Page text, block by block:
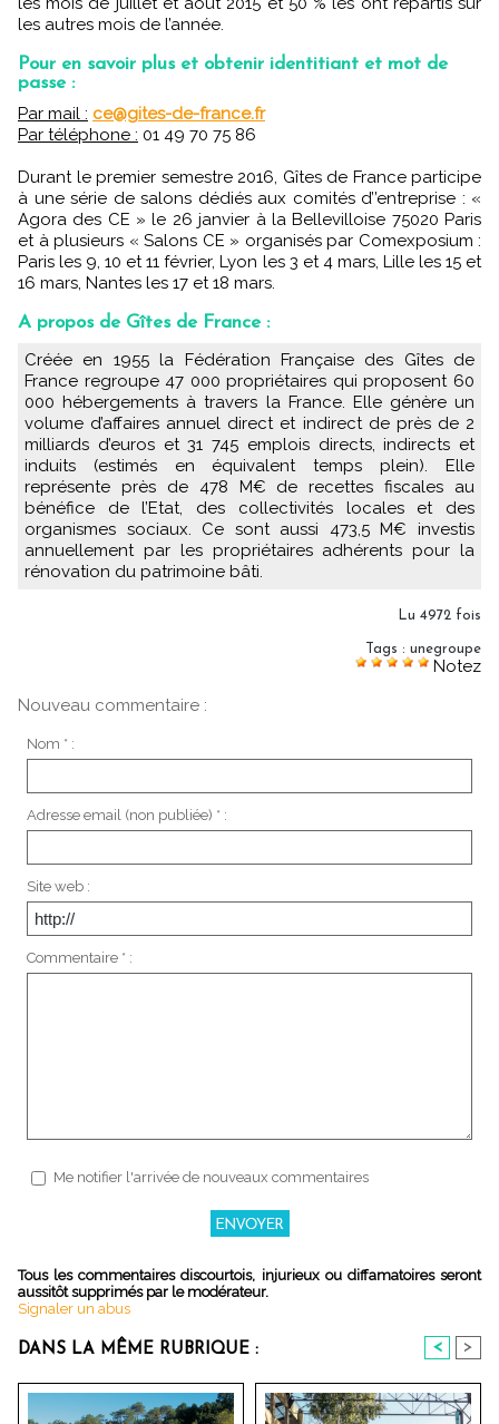
les autres mois de l’année.
Pour en savoir plus et obtenir identitiant et mot de
passe :
Par mail : ce@gites-de-france.fr
Par téléphone : 01 49 70 75 86
Durant le premier semestre 2016, Gîtes de France participe
à une série de salons dédiés aux comités d’’entreprise : «
Agora des CE » le 26 janvier à la Bellevilloise 75020 Paris
et à plusieurs « Salons CE » organisés par Comexposium :
Paris les 9, 10 et 11 février, Lyon les 3 et 4 mars, Lille les 15 et
16 mars, Nantes les 17 et 18 mars.
A propos de Gîtes de France :
Créée en 1955 la Fédération Française des Gîtes de
France regroupe 47 000 propriétaires qui proposent 60
000 hébergements à travers la France. Elle génère un
volume d’affaires annuel direct et indirect de près de 2
milliards d’euros et 31 745 emplois directs, indirects et
induits (estimés en équivalent temps plein). Elle
représente près de 478 M€ de recettes fiscales au
bénéfice de l’Etat, des collectivités locales et des
organismes sociaux. Ce sont aussi 473,5 M€ investis
annuellement par les propriétaires adhérents pour la
rénovation du patrimoine bâti.
Lu 4972 fois
Tags : unegroupe
Notez
Nouveau commentaire :
Nom * :
Adresse email (non publiée) * :
Site web :
Commentaire * :
Me notifier l'arrivée de nouveaux commentaires
Tous les commentaires discourtois, injurieux ou diffamatoires seront
aussitôt supprimés par le modérateur.
Signaler un abus
DANS LA MÊME RUBRIQUE : < >